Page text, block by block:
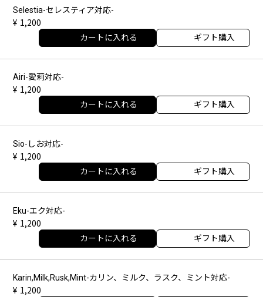
Selestia-セレスティア対応-
1,200
カートに入れる ギフト購入
Airi-愛莉対応-
1,200
カートに入れる ギフト購入
Sio-しお対応-
1,200
カートに入れる ギフト購入
Eku-エク対応-
1,200
カートに入れる ギフト購入
Karin,Milk,Rusk,Mint-カリン、ミルク、ラスク、ミント対応-
1,200